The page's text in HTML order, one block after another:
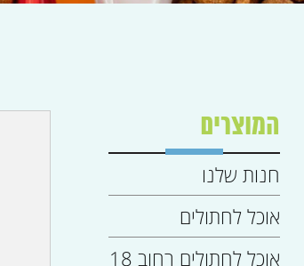
המוצרים
חנות שלנו
אוכל לחתולים
אוכל לחתולים רחוב 18